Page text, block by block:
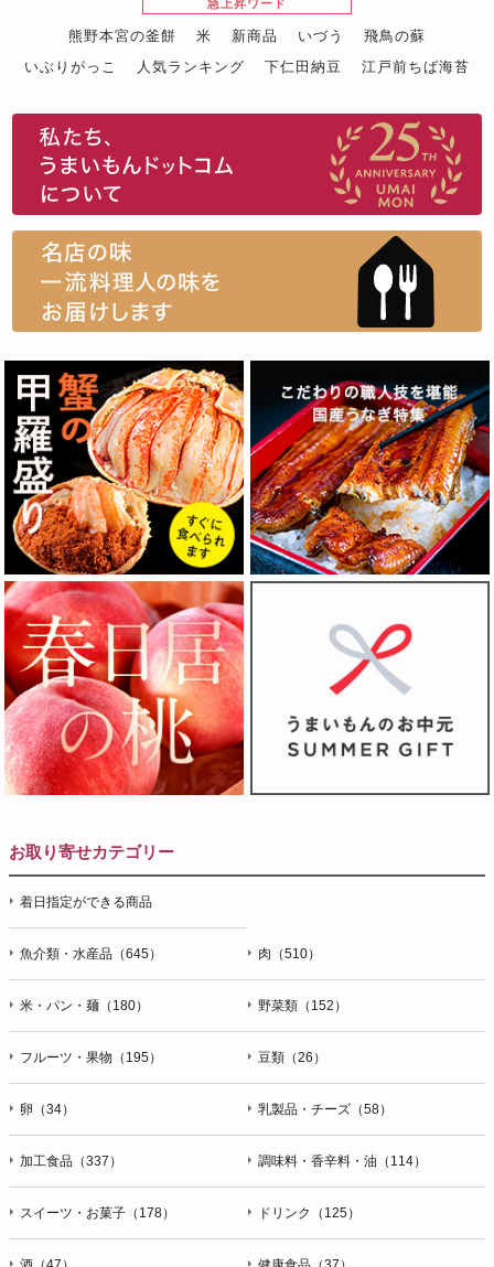
急上昇ワード
熊野本宮の釜餅 米 新商品 いづう
飛鳥の蘇
いぶりがっこ
人気ランキング 下仁田納豆
江戸前ちば海苔
お取り寄せカテゴリー
着日指定ができる商品
魚介類・水産品（645） 肉（510）
米・パン・麺（180） 野菜類（152）
フルーツ・果物（195） 豆類（26）
卵（34） 乳製品・チーズ（58）
加工食品（337） 調味料・香辛料・油（114）
スイーツ・お菓子（178） ドリンク（125）